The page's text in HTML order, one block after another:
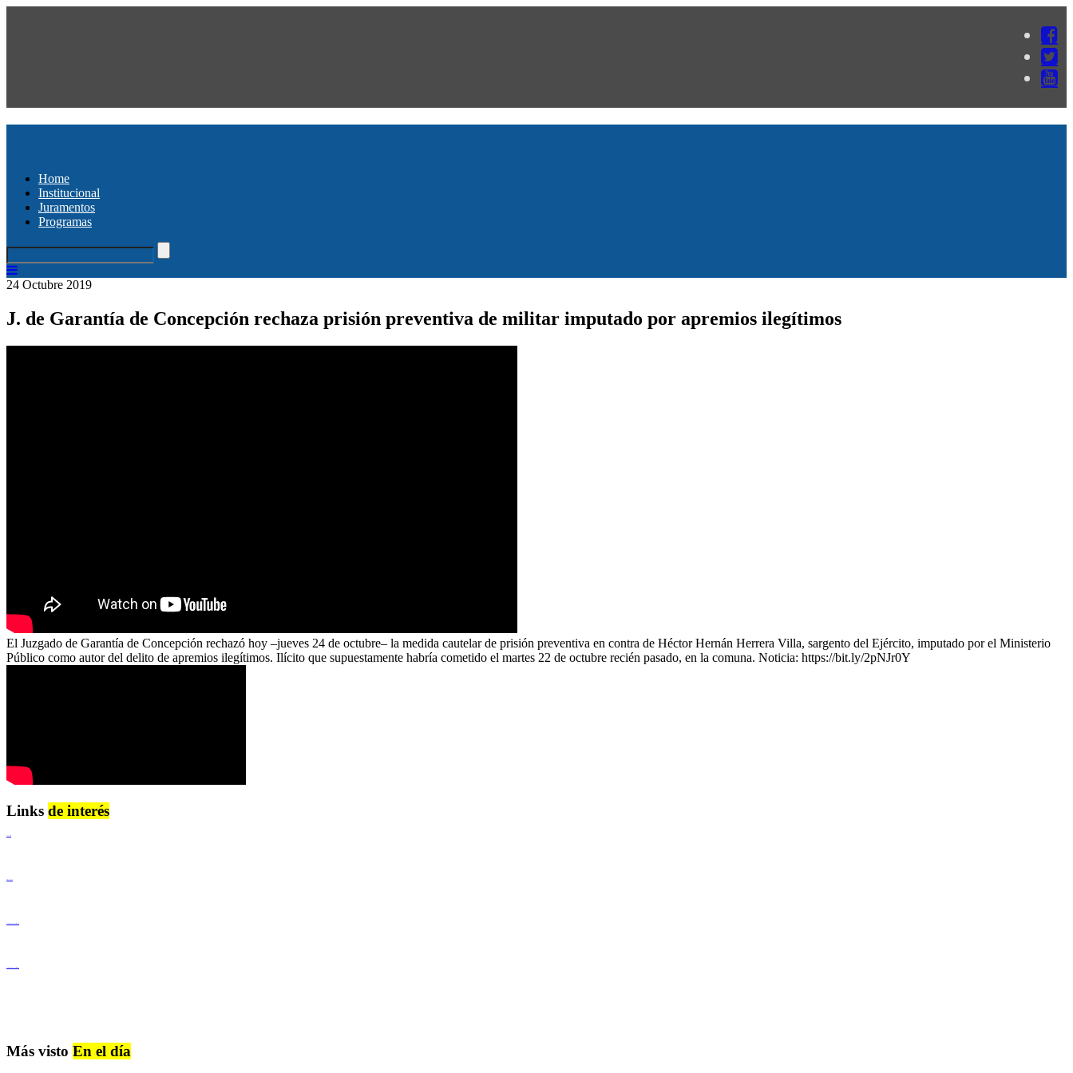
Home
Institucional
Juramentos
Programas
24 Octubre 2019
J. de Garantía de Concepción rechaza prisión preventiva de militar imputado por apremios ilegítimos
El Juzgado de Garantía de Concepción rechazó hoy –jueves 24 de octubre– la medida cautelar de prisión preventiva en contra de Héctor Hernán Herrera Villa, sargento del Ejército, imputado por el Ministerio
Público como autor del delito de apremios ilegítimos. Ilícito que supuestamente habría cometido el martes 22 de octubre recién pasado, en la comuna. Noticia: https://bit.ly/2pNJr0Y
Links de interés
Más visto En el día